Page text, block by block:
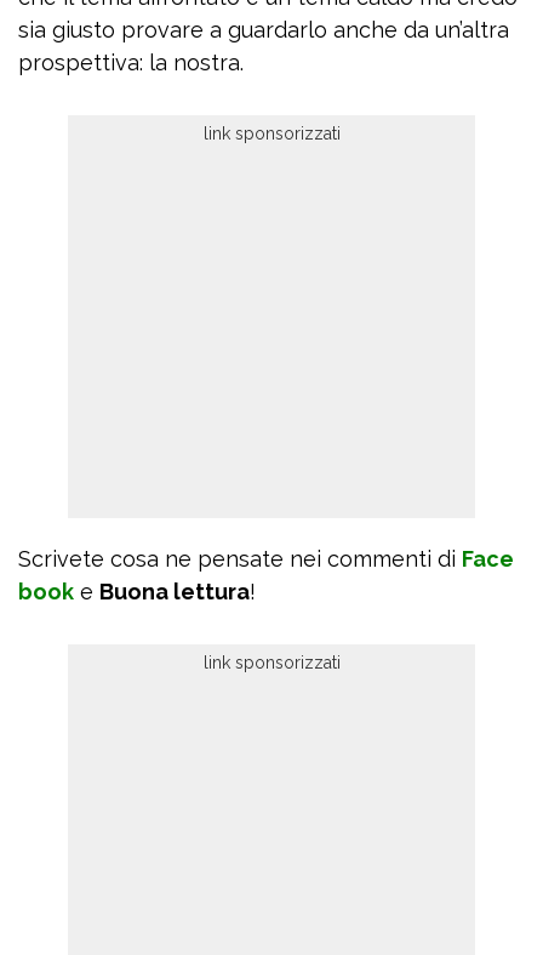
sia giusto provare a guardarlo anche da un’altra
prospettiva: la nostra.
Scrivete cosa ne pensate nei commenti di Face
book e Buona lettura!